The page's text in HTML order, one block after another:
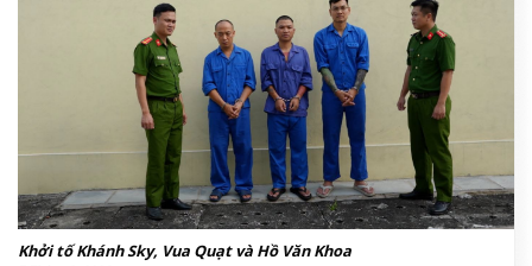
Khởi tố Khánh Sky, Vua Quạt và Hồ Văn Khoa